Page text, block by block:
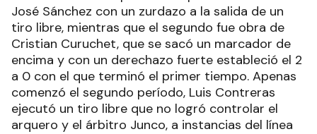
José Sánchez con un zurdazo a la salida de un
tiro libre, mientras que el segundo fue obra de
Cristian Curuchet, que se sacó un marcador de
encima y con un derechazo fuerte estableció el 2
a 0 con el que terminó el primer tiempo. Apenas
comenzó el segundo período, Luis Contreras
ejecutó un tiro libre que no logró controlar el
arquero y el árbitro Junco, a instancias del línea